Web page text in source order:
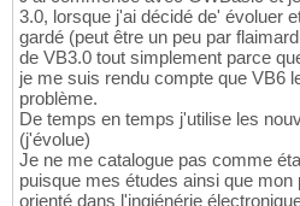
3.0, lorsque j'ai décidé de' évoluer
gardé (peut être un peu par
de VB3.0 tout simplement parce
je me suis rendu compte que VB6
problème.
De temps en temps j'utilise les
(j'évolue)
Je ne me catalogue pas comme
puisque mes études ainsi que
orienté dans l'ingiénérie